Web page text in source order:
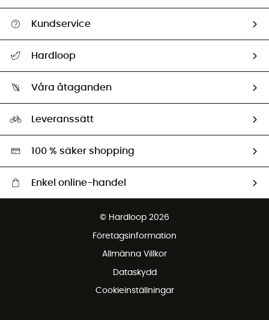
Kundservice
Retur & återbetalning
Hardloop
Ambassadörer
Våra åtaganden
Miljöanpassat urval
Leveranssätt
100 % säker shopping
Enkel online-handel
Gratis retur inom 100 dagar
© Hardloop 2026
Företagsinformation
Allmänna Villkor
Dataskydd
Cookieinställningar